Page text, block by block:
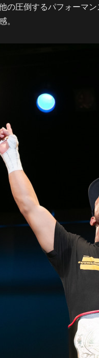
の圧倒するパフォーマ
。